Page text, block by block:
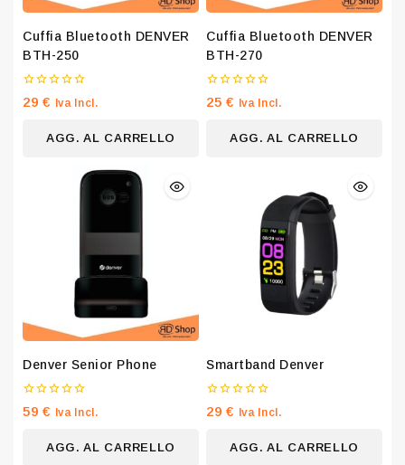
Cuffia Bluetooth DENVER
BTH-250
0
su
29€ Iva Incl.
AGG. AL CARRELLO
Cuffia Bluetooth DENVER
BTH-270
0
su
25€ Iva Incl.
AGG. AL CARRELLO
Denver Senior Phone
0
su
59€ Iva Incl.
AGG. AL CARRELLO
Smartband Denver
0
su
29€ Iva Incl.
AGG. AL CARRELLO